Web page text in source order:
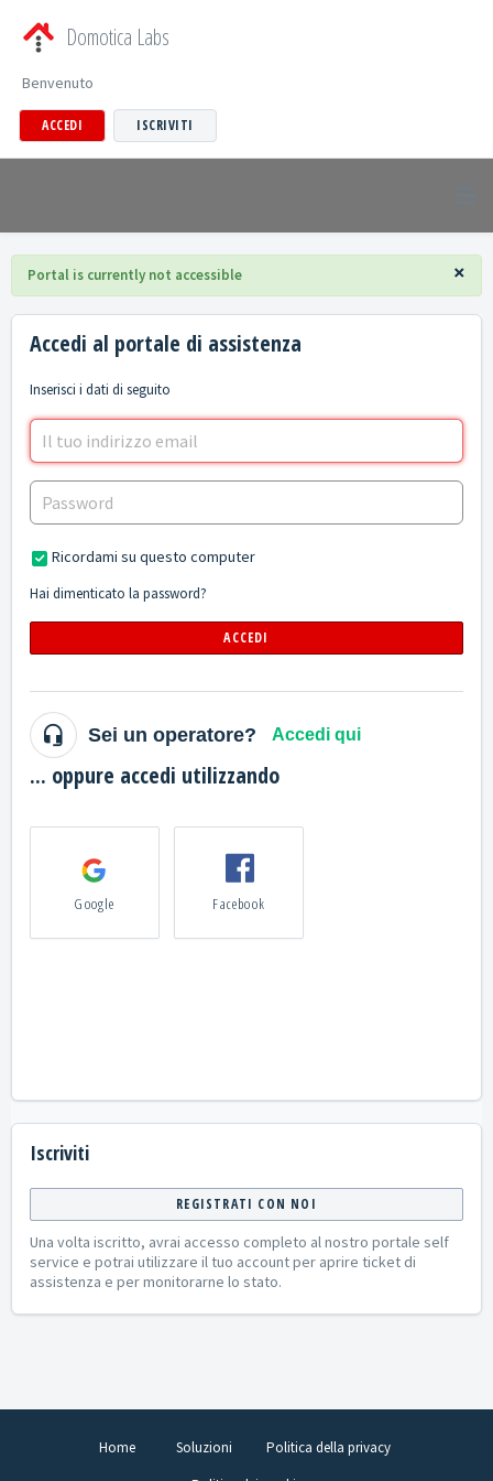
Domotica Labs
Benvenuto
ACCEDI ISCRIVITI
×
Portal is currently not accessible
Accedi al portale di assistenza
Inserisci i dati di seguito
Ricordami su questo computer
Hai dimenticato la password?
ACCEDI
Sei un operatore? Accedi qui
... oppure accedi utilizzando
Google Facebook
Iscriviti
REGISTRATI CON NOI
Una volta iscritto, avrai accesso completo al nostro portale self
service e potrai utilizzare il tuo account per aprire ticket di
assistenza e per monitorarne lo stato.
Home Soluzioni
Politica della privacy